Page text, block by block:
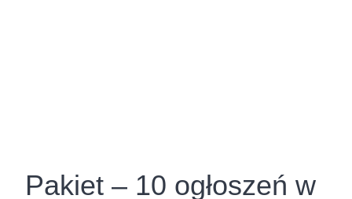
Pakiet – 10 ogłoszeń w